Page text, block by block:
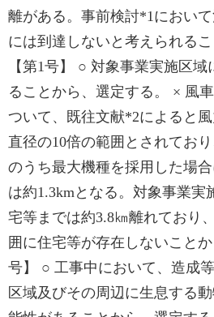
離がある。事前検討*1におい
には到達しないと考えられるこ
【第1号】 ○ 対象事業実施区
ることから、選定する。 × 風
ついて、既往文献*2によると
直径の10倍の範囲とされてお
のうち最大機種を採用した場
は約1.3kmとなる。対象事業実
宅等までは約3.8㎞離れており
囲に住宅等が存在しないこと
号】 ○ 工事中において、造成
区域及びその周辺に生息する